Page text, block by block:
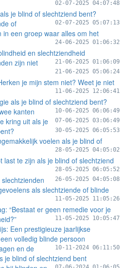
02-07-2025 04:07:48
je blind of slechtziend bent?
02-07-2025 05:07:13
of
in een groep waar alles om het
24-06-2025 01:06:32
en slechtziendheid
21-06-2025 01:06:09
zijn niet
21-06-2025 05:06:24
je mijn stem niet? Weet je niet
11-06-2025 12:06:41
als je blind of slechtziend bent?
10-06-2025 06:06:49
kanten
07-06-2025 03:06:49
kring uit als je
30-05-2025 06:05:53
voelen als je blind of
28-05-2025 04:05:02
last te zijn als je blind of slechtziend
28-05-2025 06:05:52
26-05-2025 04:05:08
als slechtziende of blinde
11-05-2025 11:05:26
“Bestaat er geen remedie voor je
11-05-2025 10:05:47
Een prestigieuze jaarlijkse
volledig blinde persoon
10-11-2024 06:11:50
en de
je blind of slechtziend bent